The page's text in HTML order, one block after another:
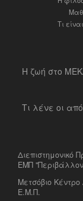
Τι
Η ζωή στο
Τι λένε οι
ΕΜΠ
Μετσόβιο
Ε.Μ.Π.